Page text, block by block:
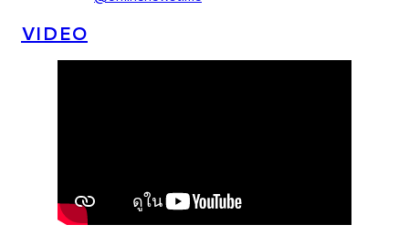
VIDEO